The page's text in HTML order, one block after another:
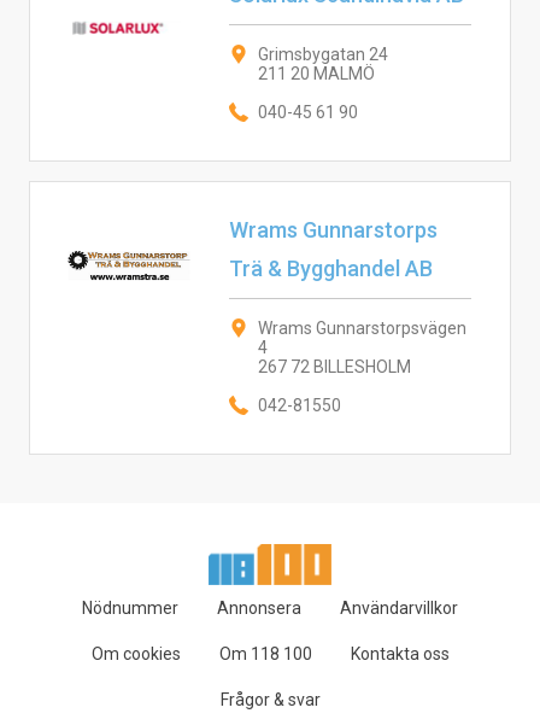
Grimsbygatan 24
211 20 MALMÖ
040-45 61 90
Wrams Gunnarstorps
Trä & Bygghandel AB
Wrams Gunnarstorpsvägen
4
267 72 BILLESHOLM
042-81550
Nödnummer Annonsera Användarvillkor
Om cookies Om 118 100 Kontakta oss
Frågor & svar